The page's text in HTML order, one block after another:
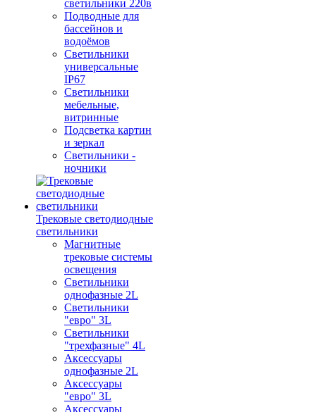
светильники 220в
Подводные для
бассейнов и
водоёмов
Светильники
универсальные
IP67
Светильники
мебельные,
витринные
Подсветка картин
и зеркал
Светильники -
ночники
Трековые светодиодные
светильники
Магнитные
трековые системы
освещения
Светильники
однофазные 2L
Светильники
"евро" 3L
Светильники
"трехфазные" 4L
Аксессуары
однофазные 2L
Аксессуары
"евро" 3L
Аксессуары